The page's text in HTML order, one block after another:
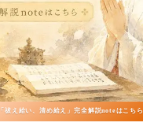
「祓え給い、清め給え」完全解説noteはこちら